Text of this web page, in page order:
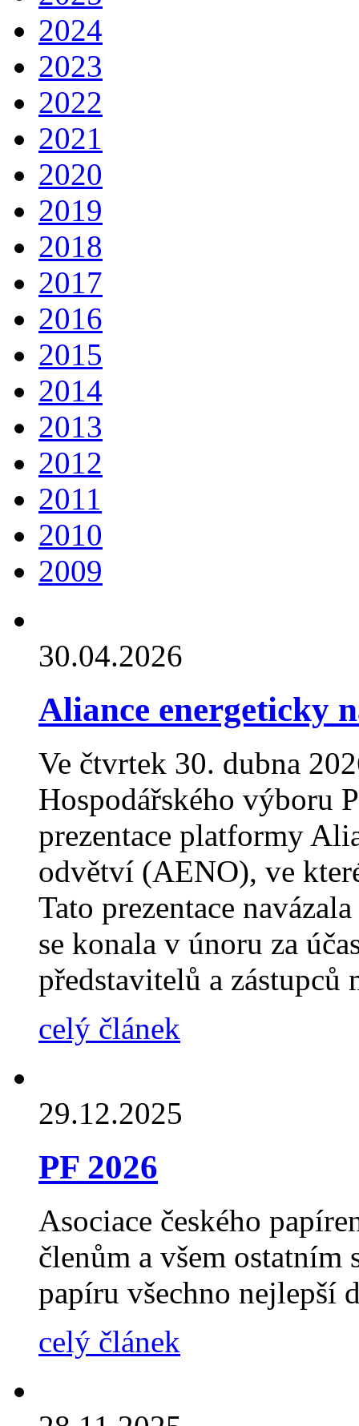
2024
2023
2022
2021
2020
2019
2018
2017
2016
2015
2014
2013
2012
2011
2010
2009
30.04.2026
Aliance energeticky
Ve čtvrtek 30. dubna
Hospodářského výboru
prezentace platformy
odvětví (AENO), ve
Tato prezentace
se konala v únoru za
představitelů a zástupců
celý článek
29.12.2025
PF 2026
Asociace českého
členům a všem
papíru všechno nejlepší
celý článek